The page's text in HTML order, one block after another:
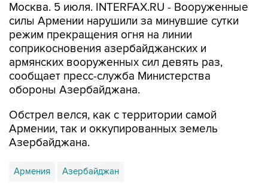
Москва. 5 июля. INTERFAX.RU - Вооруженные
силы Армении нарушили за минувшие сутки
режим прекращения огня на линии
соприкосновения азербайджанских и
армянских вооруженных сил девять раз,
сообщает пресс-служба Министерства
обороны Азербайджана.
Обстрел велся, как с территории самой
Армении, так и оккупированных земель
Азербайджана.
Армения Азербайджан